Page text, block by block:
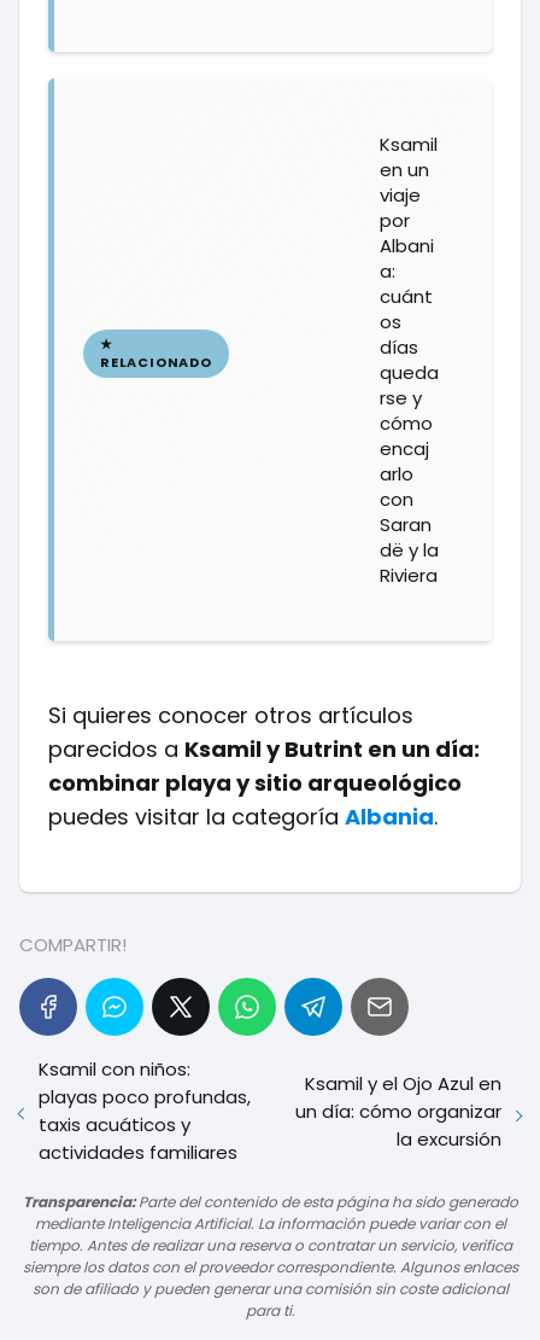
Ksamil
en un
viaje
por
Albani
a:
cuánt
os
días
queda
rse y
cómo
encaj
arlo
con
Saran
dë y la
Riviera
Si quieres conocer otros artículos
parecidos a Ksamil y Butrint en un día:
combinar playa y sitio arqueológico
puedes visitar la categoría Albania.
COMPARTIR!
Ksamil con niños:
playas poco profundas,
taxis acuáticos y
actividades familiares
Ksamil y el Ojo Azul en
un día: cómo organizar
la excursión
Transparencia:Parte del contenido de esta página ha sido generado
mediante Inteligencia Artificial. La información puede variar con el
tiempo. Antes de realizar una reserva o contratar un servicio, verifica
siempre los datos con el proveedor correspondiente. Algunos enlaces
son de afiliado y pueden generar una comisión sin coste adicional
para ti.